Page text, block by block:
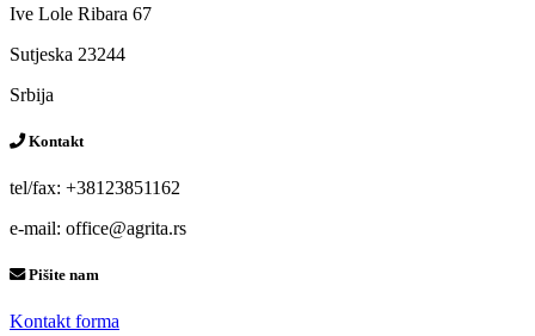
Ive Lole Ribara 67
Sutjeska 23244
Srbija
Kontakt
tel/fax: +38123851162
e-mail: office@agrita.rs
Pišite nam
Kontakt forma